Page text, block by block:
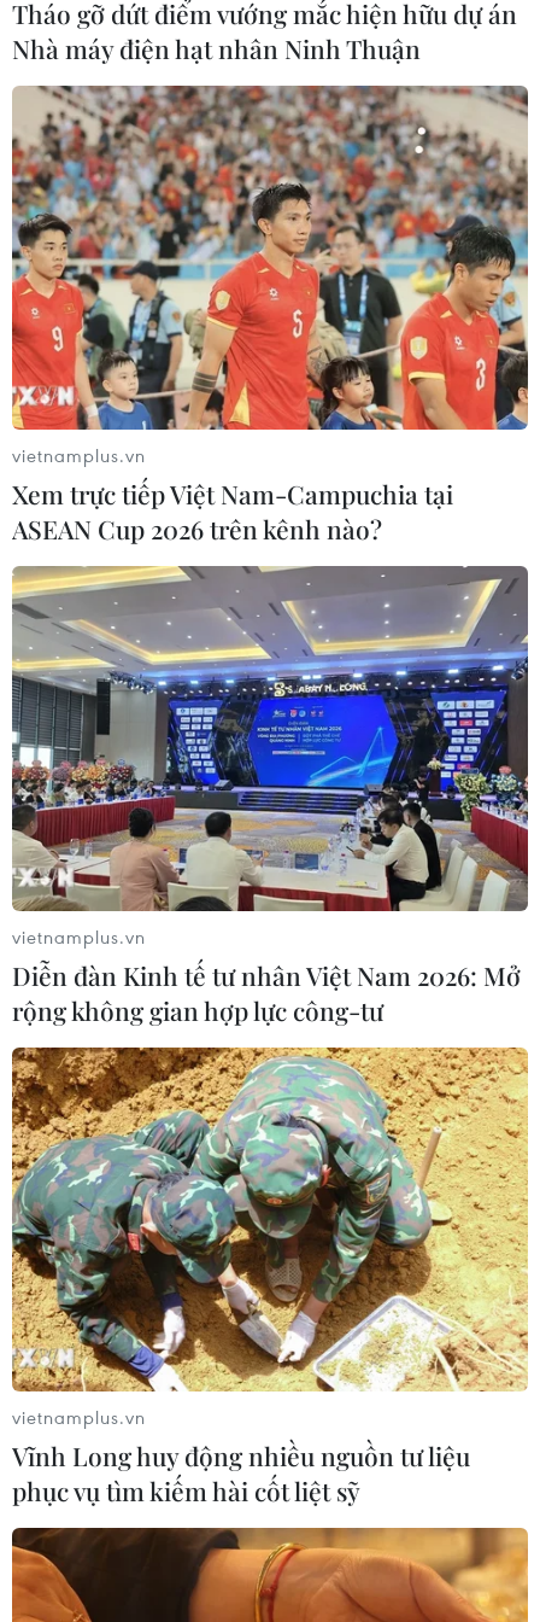
Vì sao Google khiến Mỹ và
EU đối đầu về chủ quyền số?
04/08/2026 04:13
Máy bay chở khách nội địa đầu tiên
của Nga hoàn tất chuyến bay thử
nghiệm
04/08/2026 01:25
Bí mật sau những chung cư không
niên hạn ở Pháp
04/08/2026 01:03
Ukraine tiếp tục dội UAV vào
kho hàng của nền tảng bán lẻ lớn tại
Nga
03/08/2026 15:02
Lãnh đạo EU kêu gọi 'hành động
thống nhất' về biên giới
03/08/2026 14:35
CƠ QUAN CHỦ QUẢN: THÔNG TẤN XÃ VIỆT NAM
Tổng Biên tập: TRẦN TIẾN DUẨN
Phó Tổng Biên tập: NGUYỄN THỊ TÁM, KHÚC THANH
THỦY
Sở hữu trí tuệ
Quy định sử dụng
RSS
Hỗ trợ
Ngôn ngữ
TTXVN
Dịch vụ tin
Liên hệ
Giấy phép số: 1374/GP-BTTTT do Bộ Thông tin và Truyền thông
Tháo gỡ dứt điểm vướng mắc hiện hữu dự án
Nhà máy điện hạt nhân Ninh Thuận
vietnamplus.vn
Xem trực tiếp Việt Nam-Campuchia tại
ASEAN Cup 2026 trên kênh nào?
vietnamplus.vn
Diễn đàn Kinh tế tư nhân Việt Nam 2026: Mở
rộng không gian hợp lực công-tư
vietnamplus.vn
Vĩnh Long huy động nhiều nguồn tư liệu
phục vụ tìm kiếm hài cốt liệt sỹ